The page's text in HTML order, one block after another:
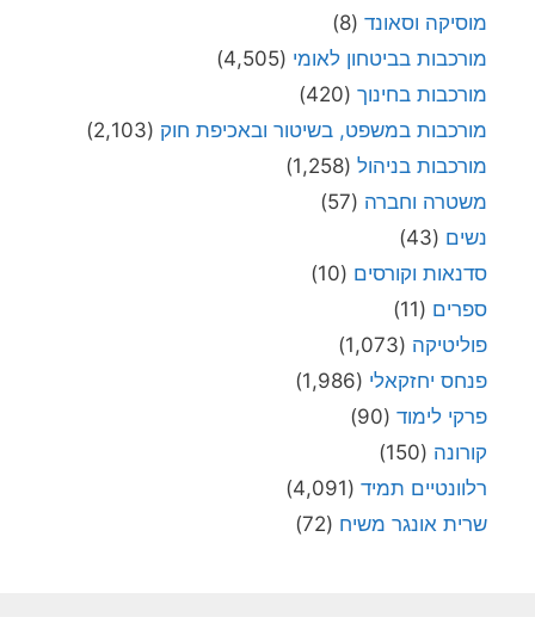
מוסיקה וסאונד (8)
מורכבות בביטחון לאומי (4,505)
מורכבות בחינוך (420)
מורכבות במשפט, בשיטור ובאכיפת חוק (2,103)
מורכבות בניהול (1,258)
משטרה וחברה (57)
נשים (43)
סדנאות וקורסים (10)
ספרים (11)
פוליטיקה (1,073)
פנחס יחזקאלי (1,986)
פרקי לימוד (90)
קורונה (150)
רלוונטיים תמיד (4,091)
שרית אונגר משיח (72)